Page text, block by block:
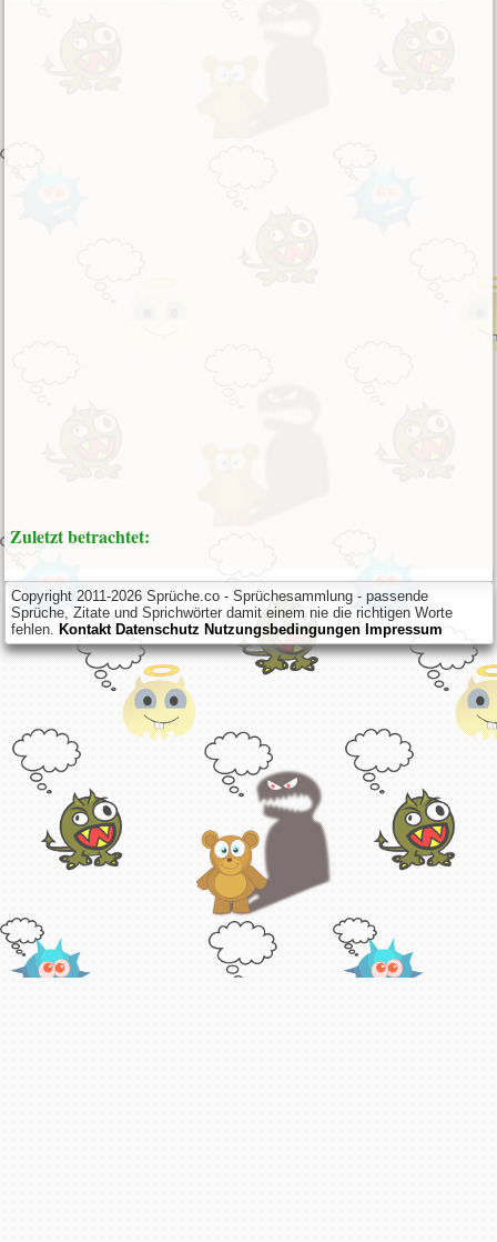
Zuletzt betrachtet:
Copyright 2011-2026 Sprüche.co - Sprüchesammlung - passende
Sprüche, Zitate und Sprichwörter damit einem nie die richtigen Worte
fehlen. Kontakt Datenschutz Nutzungsbedingungen Impressum